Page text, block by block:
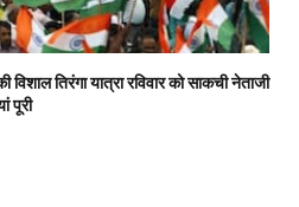
तिरंगा यात्रा रविवार को साकची नेताजी
पूरी